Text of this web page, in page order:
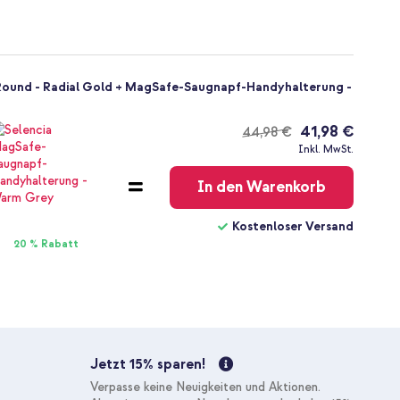
- Radial Gold + MagSafe-Saugnapf-Handyhalterung -
20 % Rabatt
44,98 €
Kostenloser
41,98 €
Inkl. MwSt.
In den Warenkorb
Kostenloser Versand
Jetzt 15% sparen!
Verpasse keine Neuigkeiten und Aktionen.